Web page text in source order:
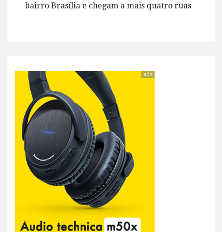
bairro Brasília e chegam a mais quatro ruas
ads